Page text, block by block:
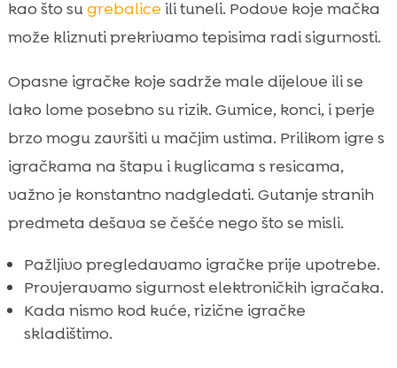
kao što sugrebalice ili tuneli. Podove koje mačka
može kliznuti prekrivamo tepisima radi sigurnosti.
Opasne igračke koje sadrže male dijelove ili se
lako lome posebno su rizik. Gumice, konci, i perje
brzo mogu završiti u mačjim ustima. Prilikom igre s
igračkama na štapu i kuglicama s resicama,
važno je konstantno nadgledati. Gutanje stranih
predmeta dešava se češće nego što se misli.
Pažljivo pregledavamo igračke prije upotrebe.
Provjeravamo sigurnost elektroničkih igračaka.
Kada nismo kod kuće, rizične igračke
skladištimo.